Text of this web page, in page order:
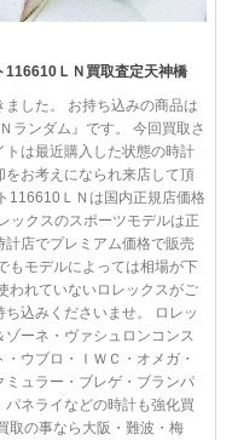
116610ＬＮ買取査定天神橋
みの商品は
ム』です。 今回買取さ
は最近購入した状態の時計
お考えになられ来店して頂
店でプレミアム価格で販売
くださいませ。 ロレッ
ーネ・ヴァシュロンコンス
ウブロ・ＩＷＣ・オメガ・
ュラー・ブレゲ・ブランパ
ネライなどの時計も強化買